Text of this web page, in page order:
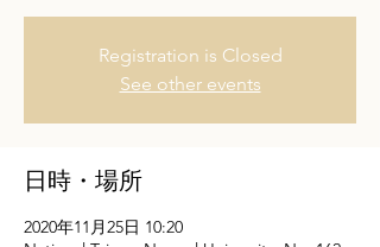
Registration is Closed
See other events
日時・場所
2020年11月25日 10:20